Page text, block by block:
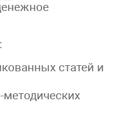
:
статей и